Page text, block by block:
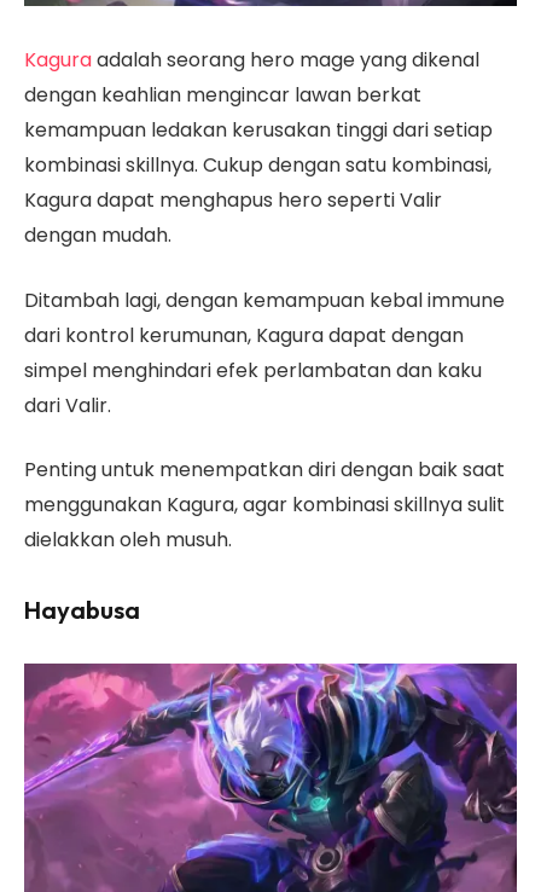
Kaguraadalah seorang hero mage yang dikenal
dengan keahlian mengincar lawan berkat
kemampuan ledakan kerusakan tinggi dari setiap
kombinasi skillnya. Cukup dengan satu kombinasi,
Kagura dapat menghapus hero seperti Valir
dengan mudah.
Ditambah lagi, dengan kemampuan kebal immune
dari kontrol kerumunan, Kagura dapat dengan
simpel menghindari efek perlambatan dan kaku
dari Valir.
Penting untuk menempatkan diri dengan baik saat
menggunakan Kagura, agar kombinasi skillnya sulit
dielakkan oleh musuh.
Hayabusa